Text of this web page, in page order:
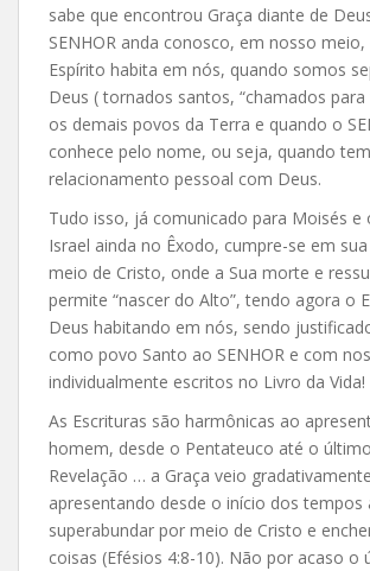
sabe que encontrou Graça diante de
SENHOR anda conosco, em nosso
Espírito habita em nós, quando somos
Deus ( tornados santos, “chamados
os demais povos da Terra e quando o
conhece pelo nome, ou seja, quando
relacionamento pessoal com Deus.
Tudo isso, já comunicado para Moisés e
Israel ainda no Êxodo, cumpre-se em
meio de Cristo, onde a Sua morte e
permite “nascer do Alto”, tendo agora o
Deus habitando em nós, sendo
como povo Santo ao SENHOR e com
individualmente escritos no Livro da Vida!
As Escrituras são harmônicas ao
homem, desde o Pentateuco até o
Revelação … a Graça veio
apresentando desde o início dos tempos
superabundar por meio de Cristo e
coisas (Efésios 4:8-10). Não por acaso o